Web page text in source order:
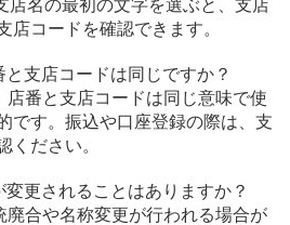
店名の最初の文字を選ぶと、支店
店コードを確認できます。
支店コードは同じですか？
店番と支店コードは同じ意味で使
です。振込や口座登録の際は、支
ください。
更されることはありますか？
廃合や名称変更が行われる場合が